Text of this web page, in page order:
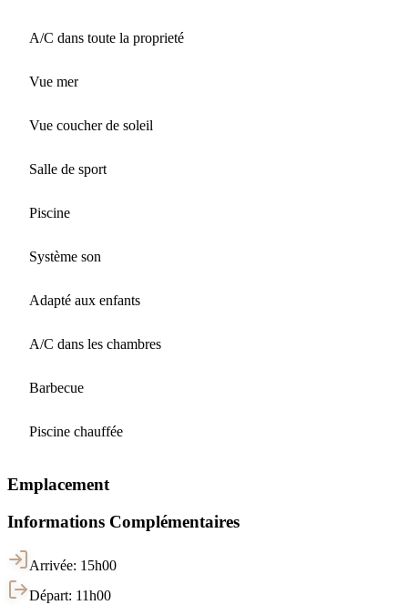
A/C dans toute la proprieté
Vue mer
Vue coucher de soleil
Salle de sport
Piscine
Système son
Adapté aux enfants
A/C dans les chambres
Barbecue
Piscine chauffée
Emplacement
Informations Complémentaires
Arrivée: 15h00
Départ: 11h00